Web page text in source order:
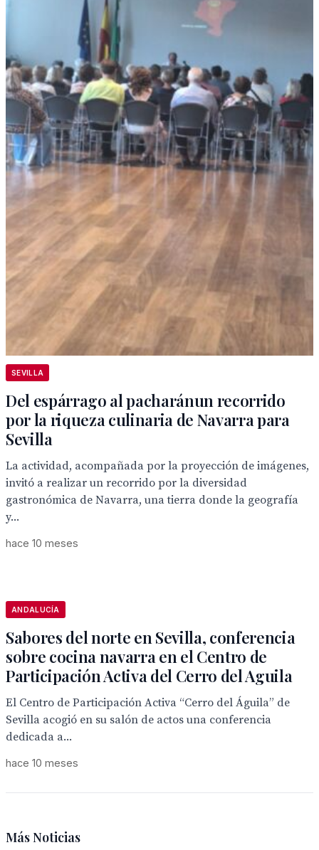
SEVILLA
Del espárrago al pacharánun recorrido
por la riqueza culinaria de Navarra para
Sevilla
La actividad, acompañada por la proyección de imágenes,
invitó a realizar un recorrido por la diversidad
gastronómica de Navarra, una tierra donde la geografía
y...
hace 10 meses
ANDALUCÍA
Sabores del norte en Sevilla, conferencia
sobre cocina navarra en el Centro de
Participación Activa del Cerro del Aguila
El Centro de Participación Activa “Cerro del Águila” de
Sevilla acogió en su salón de actos una conferencia
dedicada a...
hace 10 meses
Más Noticias